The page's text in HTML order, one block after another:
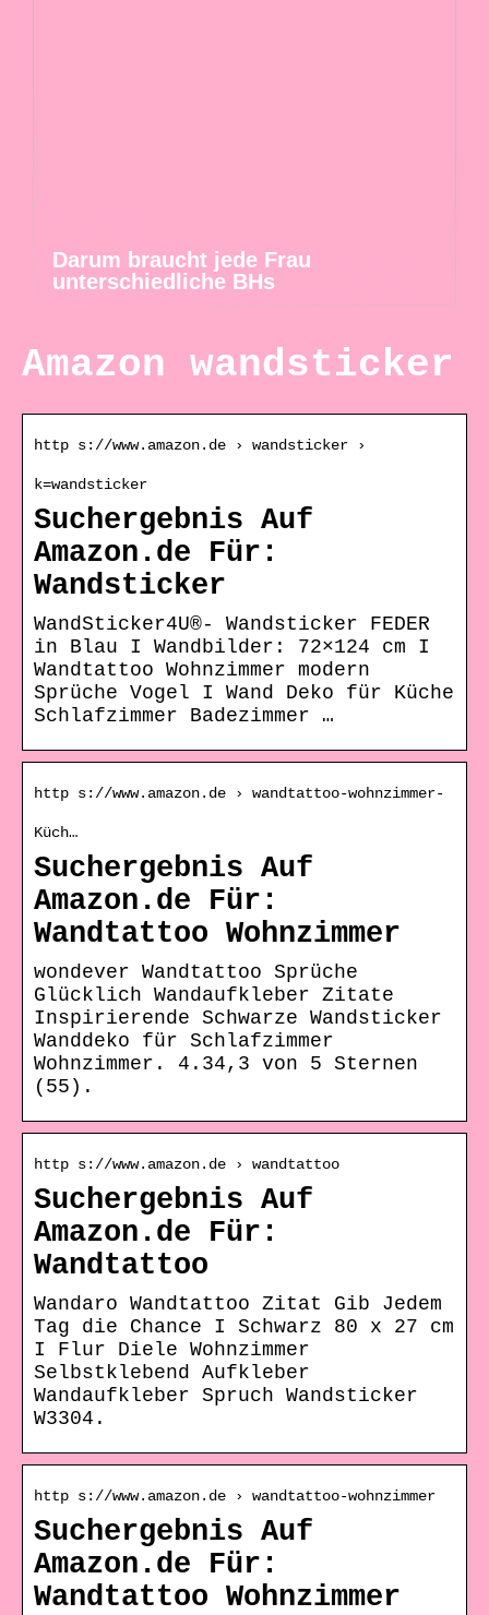
Darum braucht jede Frau
unterschiedliche BHs
Amazon wandsticker
http s://www.amazon.de › wandsticker ›
k=wandsticker
Suchergebnis Auf
Amazon.de Für:
Wandsticker
WandSticker4U®- Wandsticker FEDER
in Blau I Wandbilder: 72×124 cm I
Wandtattoo Wohnzimmer modern
Sprüche Vogel I Wand Deko für Küche
Schlafzimmer Badezimmer …
http s://www.amazon.de › wandtattoo-wohnzimmer-
Küch…
Suchergebnis Auf
Amazon.de Für:
Wandtattoo Wohnzimmer
wondever Wandtattoo Sprüche
Glücklich Wandaufkleber Zitate
Inspirierende Schwarze Wandsticker
Wanddeko für Schlafzimmer
Wohnzimmer. 4.34,3 von 5 Sternen
(55).
http s://www.amazon.de › wandtattoo
Suchergebnis Auf
Amazon.de Für:
Wandtattoo
Wandaro Wandtattoo Zitat Gib Jedem
Tag die Chance I Schwarz 80 x 27 cm
I Flur Diele Wohnzimmer
Selbstklebend Aufkleber
Wandaufkleber Spruch Wandsticker
W3304.
http s://www.amazon.de › wandtattoo-wohnzimmer
Suchergebnis Auf
Amazon.de Für:
Wandtattoo Wohnzimmer